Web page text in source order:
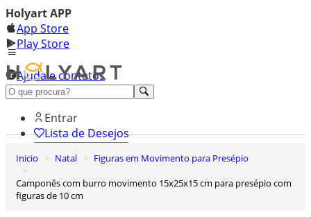
Holyart APP
App Store
Play Store
Ajuda e contatos
Conheça premium
Entrar
Lista de Desejos
Inicio Natal
Figuras em Movimento para Presépio
Camponês com burro movimento 15x25x15 cm para presépio com
figuras de 10 cm